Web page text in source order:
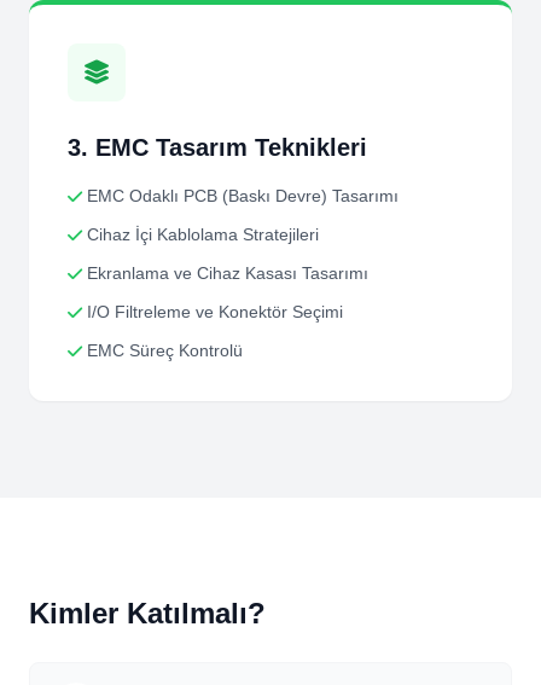
3. EMC Tasarım Teknikleri
EMC Odaklı PCB (Baskı Devre) Tasarımı
Cihaz İçi Kablolama Stratejileri
Ekranlama ve Cihaz Kasası Tasarımı
I/O Filtreleme ve Konektör Seçimi
EMC Süreç Kontrolü
Kimler Katılmalı?